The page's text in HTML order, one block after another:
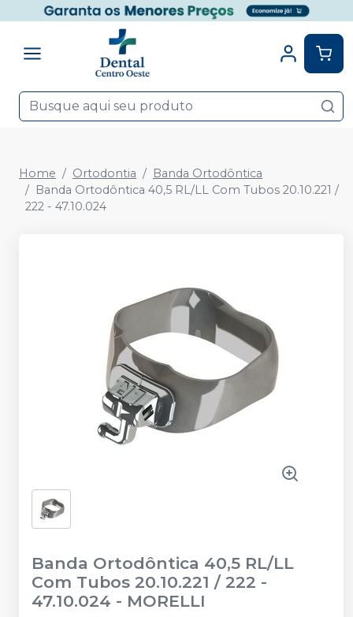
Home Ortodontia
Banda Ortodôntica
Banda Ortodôntica 40,5 RL/LL Com Tubos 20.10.221 /
222 - 47.10.024
Banda Ortodôntica 40,5 RL/LL
Com Tubos 20.10.221 / 222 -
47.10.024 - MORELLI